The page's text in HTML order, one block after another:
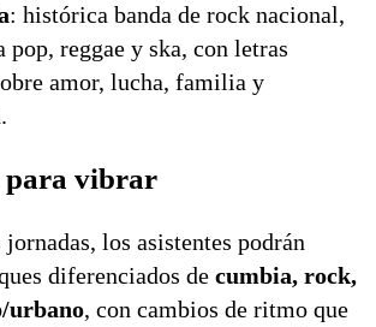
: histórica banda de rock nacional,
pop, reggae y ska, con letras
amor, lucha, familia y
para vibrar
los asistentes podrán
diferenciados de cumbia, rock,
urbano, con cambios de ritmo que